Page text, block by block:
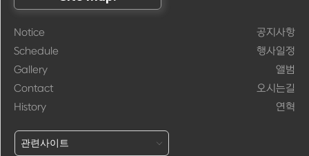
Notice
공지사항
Schedule
행사일정
Gallery
앨범
Contact
오시는길
History
연혁